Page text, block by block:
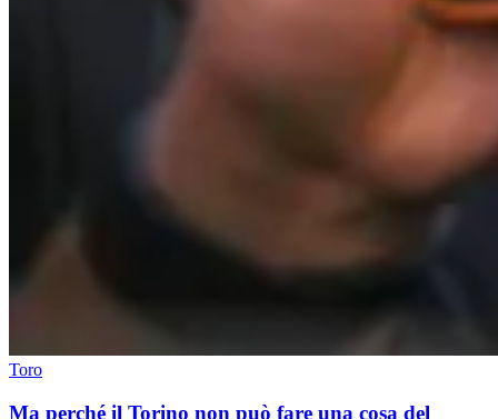
Toro
Ma perché il Torino non può fare una cosa del